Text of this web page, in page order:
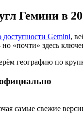
Гемини в
Gemini,
«почти» здесь
географию по
самые свежие